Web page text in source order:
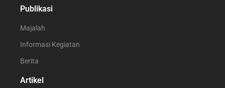
Publikasi
Majalah
Informasi Kegiatan
Berita
Artikel